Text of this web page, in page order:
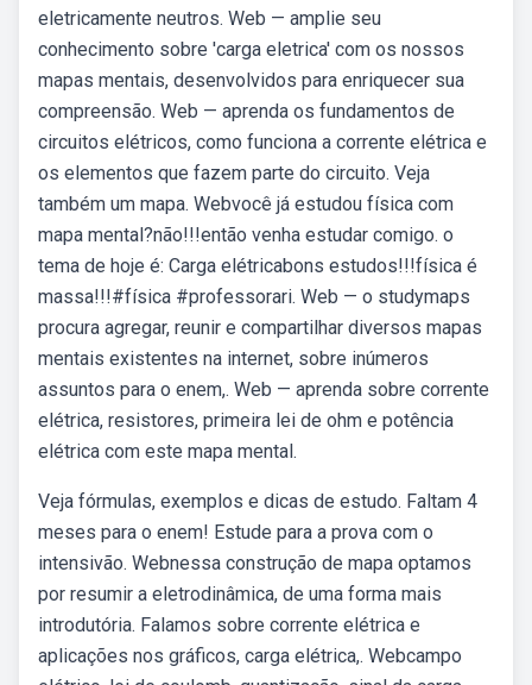
eletricamente neutros. Web — amplie seu
conhecimento sobre 'carga eletrica' com os nossos
mapas mentais, desenvolvidos para enriquecer sua
compreensão. Web — aprenda os fundamentos de
circuitos elétricos, como funciona a corrente elétrica e
os elementos que fazem parte do circuito. Veja
também um mapa. Webvocê já estudou física com
mapa mental?não!!!então venha estudar comigo. o
tema de hoje é: Carga elétricabons estudos!!!física é
massa!!!#física #professorari. Web — o studymaps
procura agregar, reunir e compartilhar diversos mapas
mentais existentes na internet, sobre inúmeros
assuntos para o enem,. Web — aprenda sobre corrente
elétrica, resistores, primeira lei de ohm e potência
elétrica com este mapa mental.
Veja fórmulas, exemplos e dicas de estudo. Faltam 4
meses para o enem! Estude para a prova com o
intensivão. Webnessa construção de mapa optamos
por resumir a eletrodinâmica, de uma forma mais
introdutória. Falamos sobre corrente elétrica e
aplicações nos gráficos, carga elétrica,. Webcampo